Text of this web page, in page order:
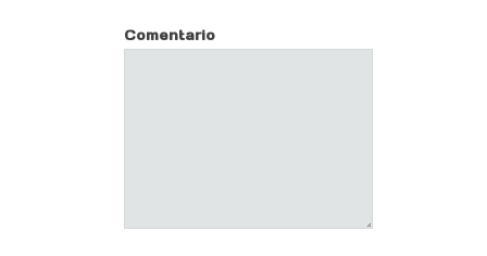
Comentario